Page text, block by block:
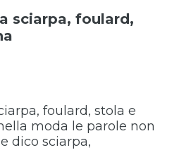
sciarpa, foulard,
foulard, stola e
moda le parole non
dico sciarpa,